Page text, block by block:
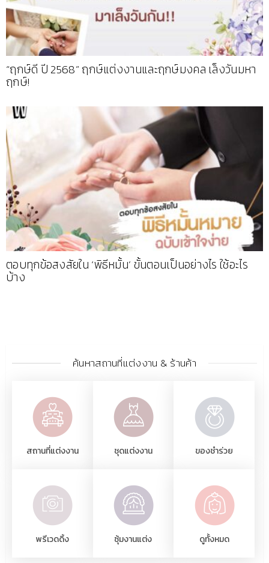
“ฤกษ์ดี ปี 2568” ฤกษ์แต่งงานและฤกษ์มงคล เล็งวันมหา
ฤกษ์!
ตอบทุกข้อสงสัยใน ‘พิธีหมั้น’ ขั้นตอนเป็นอย่างไร ใช้อะไร
บ้าง
ค้นหาสถานที่แต่งงาน & ร้านค้า
สถานที่แต่งงาน ชุดแต่งงาน ของชำร่วย
พรีเวดดิ้ง ซุ้มงานแต่ง ดูทั้งหมด